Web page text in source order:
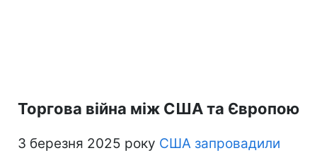
Торгова війна між США та Європою
З березня 2025 року США запровадили